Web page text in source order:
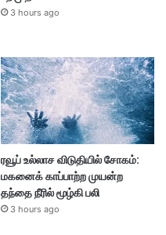
3 hours ago
ரவூப் உல்லாச விடுதியில் சோகம்:
மகனைக் காப்பாற்ற முயன்ற
தந்தை நீரில் மூழ்கி பலி
3 hours ago